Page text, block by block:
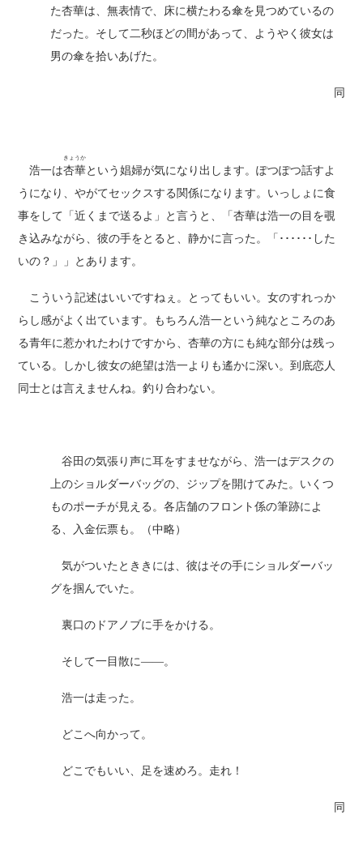
た杏華は、無表情で、床に横たわる傘を見つめているの
だった。そして二秒ほどの間があって、ようやく彼女は
男の傘を拾いあげた。
同
浩一は杏華
きょうか
という娼婦が気になり出します。ぽつぽつ話すよ
うになり、やがてセックスする関係になります。いっしょに食
事をして「近くまで送るよ」と言うと、「杏華は浩一の目を覗
き込みながら、彼の手をとると、静かに言った。「･･････した
いの？」」とあります。
こういう記述はいいですねぇ。とってもいい。女のすれっか
らし感がよく出ています。もちろん浩一という純なところのあ
る青年に惹かれたわけですから、杏華の方にも純な部分は残っ
ている。しかし彼女の絶望は浩一よりも遙かに深い。到底恋人
同士とは言えませんね。釣り合わない。
谷田の気張り声に耳をすませながら、浩一はデスクの
上のショルダーバッグの、ジップを開けてみた。いくつ
ものポーチが見える。各店舗のフロント係の筆跡によ
る、入金伝票も。（中略）
気がついたとききには、彼はその手にショルダーバッ
グを掴んでいた。
裏口のドアノブに手をかける。
そして一目散に――。
浩一は走った。
どこへ向かって。
どこでもいい、足を速めろ。走れ！
同